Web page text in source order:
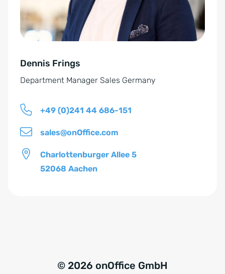
t
ä
d
n
s
t
v
:Dennis Frings
Department Manager Sales Germany
+49 (0)241 44 686-151
sales@onOffice.com
Charlottenburger Allee 5
52068 Aachen
© 2026 onOffice GmbH